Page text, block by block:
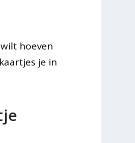
hoeven
je in